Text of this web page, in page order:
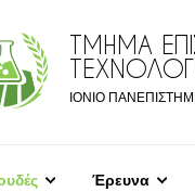
ΤΜΗΜΑ
ΙΟΝΙΟ
Έρευνα